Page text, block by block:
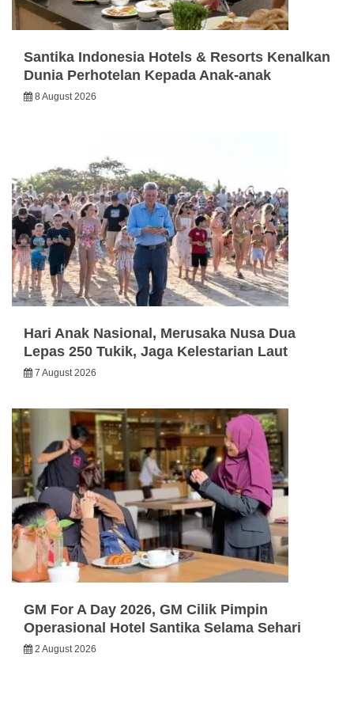
Santika Indonesia Hotels & Resorts Kenalkan
Dunia Perhotelan Kepada Anak-anak
8 August 2026
Hari Anak Nasional, Merusaka Nusa Dua
Lepas 250 Tukik, Jaga Kelestarian Laut
7 August 2026
GM For A Day 2026, GM Cilik Pimpin
Operasional Hotel Santika Selama Sehari
2 August 2026